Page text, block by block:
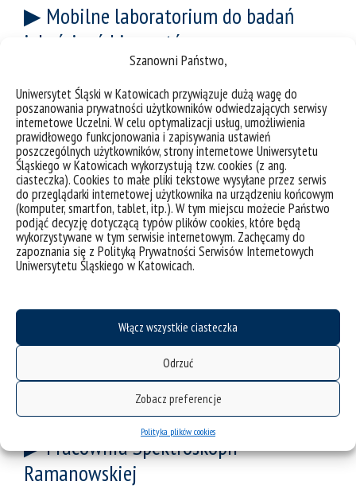
Szanowni Państwo,
Uniwersytet Śląski w Katowicach przywiązuje dużą wagę do
poszanowania prywatności użytkowników odwiedzających serwisy
internetowe Uczelni. W celu optymalizacji usług, umożliwienia
prawidłowego funkcjonowania i zapisywania ustawień
poszczególnych użytkowników, strony internetowe Uniwersytetu
Śląskiego w Katowicach wykorzystują tzw. cookies (z ang.
ciasteczka). Cookies to małe pliki tekstowe wysyłane przez serwis
do przeglądarki internetowej użytkownika na urządzeniu końcowym
(komputer, smartfon, tablet, itp.). W tym miejscu możecie Państwo
podjąć decyzję dotyczącą typów plików cookies, które będą
wykorzystywane w tym serwisie internetowym. Zachęcamy do
zapoznania się z Polityką Prywatności Serwisów Internetowych
Uniwersytetu Śląskiego w Katowicach.
Włącz wszystkie ciasteczka
Odrzuć
Zobacz preferencje
Polityka plików cookies
Mobilne laboratorium do badań
jakości wód i gruntów
Obserwatorium Meteorologiczne
Pracownia Badań Rentgeno-
strukturalnych
Pracownia Dendroklimatologiczna
Pracownia Geofizyki Środowiskowej
Pracownia Mikroskopii Skaningowej
Instytutu Nauk o Ziemi
Pracownia Petrologii Organicznej
Pracownia Promieniotwórczości
Naturalnej
Pracownia Sejsmologiczna
Pracownia Spektroskopii
Ramanowskiej